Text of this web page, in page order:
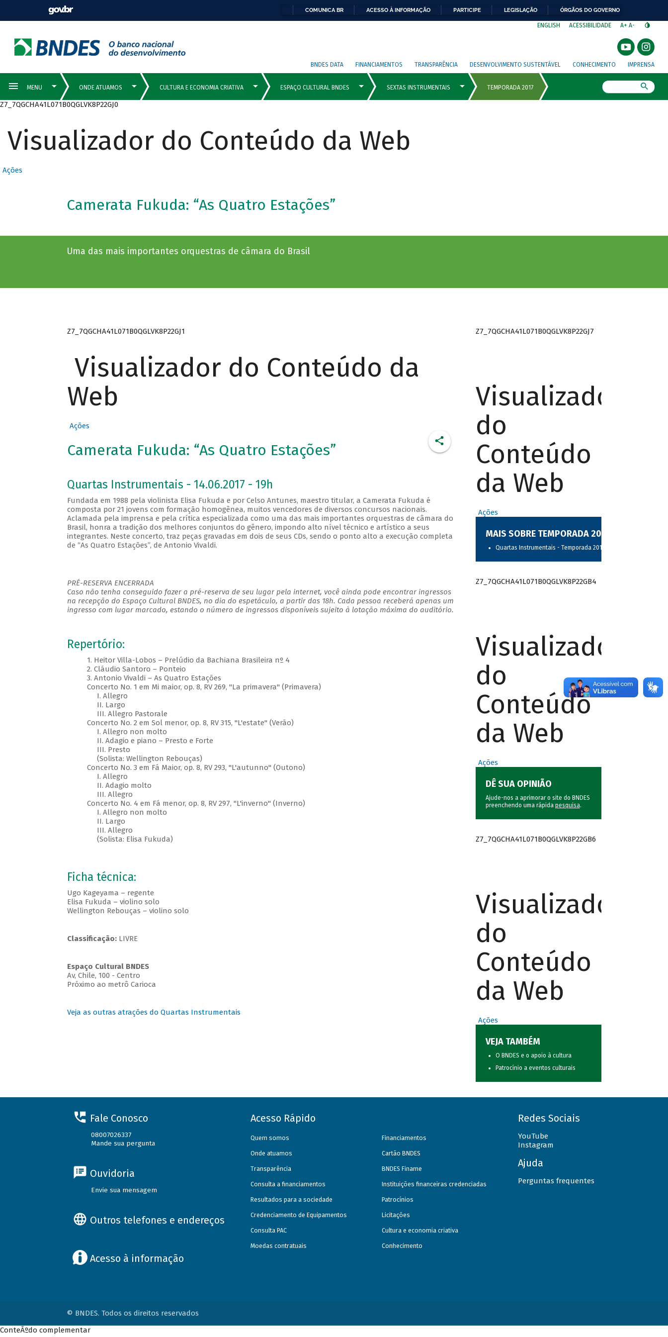
COMUNICA BR ACESSO À INFORMAÇÃO PARTICIPE LEGISLAÇÃO ÓRGÃOS DO GOVERNO
ENGLISH ACESSIBILIDADE A+ A-
BNDES DATA FINANCIAMENTOS TRANSPARÊNCIA DESENVOLVIMENTO SUSTENTÁVEL CONHECIMENTO IMPRENSA
Z7_7QGCHA41L071B0QGLVK8P22GJ0
Visualizador do Conteúdo da Web
Ações
Camerata Fukuda: “As Quatro Estações”
Uma das mais importantes orquestras de câmara do Brasil
Z7_7QGCHA41L071B0QGLVK8P22GJ1
Visualizador do Conteúdo da
Web
Ações
Camerata Fukuda: “As Quatro Estações”
Quartas Instrumentais - 14.06.2017 - 19h
Fundada em 1988 pela violinista Elisa Fukuda e por Celso Antunes, maestro titular, a Camerata Fukuda é
composta por 21 jovens com formação homogênea, muitos vencedores de diversos concursos nacionais.
Aclamada pela imprensa e pela crítica especializada como uma das mais importantes orquestras de câmara do
Brasil, honra a tradição dos melhores conjuntos do gênero, impondo alto nível técnico e artístico a seus
integrantes. Neste concerto, traz peças gravadas em dois de seus CDs, sendo o ponto alto a execução completa
de “As Quatro Estações”, de Antonio Vivaldi.
PRÉ-RESERVA ENCERRADA
Caso não tenha conseguido fazer a pré-reserva de seu lugar pela internet, você ainda pode encontrar ingressos
na recepção do Espaço Cultural BNDES, no dia do espetáculo, a partir das 18h. Cada pessoa receberá apenas um
ingresso com lugar marcado, estando o número de ingressos disponíveis sujeito à lotação máxima do auditório.
Repertório:
1. Heitor Villa-Lobos – Prelúdio da Bachiana Brasileira nº 4
2. Cláudio Santoro – Ponteio
3. Antonio Vivaldi – As Quatro Estações
Concerto No. 1 em Mi maior, op. 8, RV 269, "La primavera" (Primavera)
I. Allegro
II. Largo
III. Allegro Pastorale
Concerto No. 2 em Sol menor, op. 8, RV 315, "L'estate" (Verão)
I. Allegro non molto
II. Adagio e piano – Presto e Forte
III. Presto
(Solista: Wellington Rebouças)
Concerto No. 3 em Fá Maior, op. 8, RV 293, "L'autunno" (Outono)
I. Allegro
II. Adagio molto
III. Allegro
Concerto No. 4 em Fá menor, op. 8, RV 297, "L'inverno" (Inverno)
I. Allegro non molto
II. Largo
III. Allegro
(Solista: Elisa Fukuda)
Ficha técnica:
Ugo Kageyama – regente
Elisa Fukuda – violino solo
Wellington Rebouças – violino solo
Classificação:LIVRE
Espaço Cultural BNDES
Av, Chile, 100 - Centro
Próximo ao metrô Carioca
Veja as outras atrações do Quartas Instrumentais
Z7_7QGCHA41L071B0QGLVK8P22GJ7
Visualizador
do
Conteúdo
da Web
Ações
MAIS SOBRE TEMPORADA 2017
Quartas Instrumentais - Temporada 2017
Z7_7QGCHA41L071B0QGLVK8P22GB4
Visualizador
do
Conteúdo
da Web
Ações
DÊ SUA OPINIÃO
Ajude-nos a aprimorar o site do BNDES
preenchendo uma rápida pesquisa.
Z7_7QGCHA41L071B0QGLVK8P22GB6
Visualizador
do
Conteúdo
da Web
Ações
VEJA TAMBÉM
O BNDES e o apoio à cultura
Patrocínio a eventos culturais
Fale Conosco
08007026337
Mande sua pergunta
Ouvidoria
Envie sua mensagem
Outros telefones e endereços
Acesso à informação
Acesso Rápido
Quem somos
Onde atuamos
Transparência
Consulta a financiamentos
Resultados para a sociedade
Credenciamento de Equipamentos
Consulta PAC
Moedas contratuais
Financiamentos
Cartão BNDES
BNDES Finame
Instituições financeiras credenciadas
Patrocínios
Licitações
Cultura e economia criativa
Conhecimento
Redes Sociais
YouTube
Instagram
Ajuda
Perguntas frequentes
© BNDES. Todos os direitos reservados
ConteÃºdo complementar